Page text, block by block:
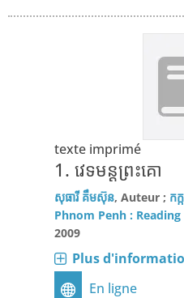
texte imprimé
1. វេទមន្ដព្រះគោ
សុធារី គឹមស៊ុន, Auteur ; ក
Phnom Penh :
2009
Plus
En ligne